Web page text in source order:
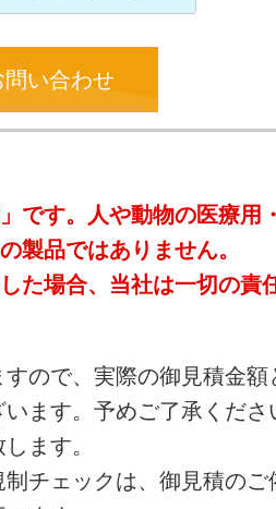
問い合わせ
です。人や動物の医療用
製品ではありません。
た場合、当社は一切の責
ので、実際の御見積金額
ます。予めご了承くださ
ます。
チェックは、御見積のご